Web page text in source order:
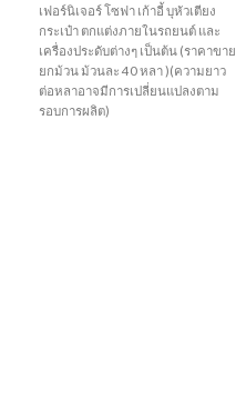
เฟอร์นิเจอร์ โซฟา เก้าอี้ บุหัวเตียง
กระเป๋า ตกแต่งภายในรถยนต์ และ
เครื่องประดับต่างๆ เป็นต้น (ราคาขาย
ยกม้วน ม้วนละ 40 หลา )(ความยาว
ต่อหลาอาจมีการเปลี่ยนแปลงตาม
รอบการผลิต)